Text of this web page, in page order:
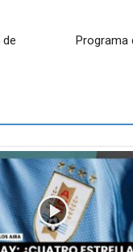
Programa